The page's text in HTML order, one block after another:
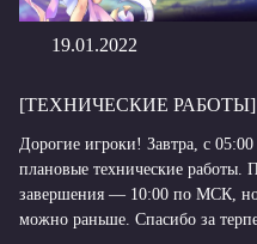
19.01.2022
[ТЕХНИЧЕСКИЕ РАБОТЫ]
Дорогие игроки! Завтра, с
плановые технические работы.
завершения — 10:00 по МСК, но
можно раньше. Спасибо за